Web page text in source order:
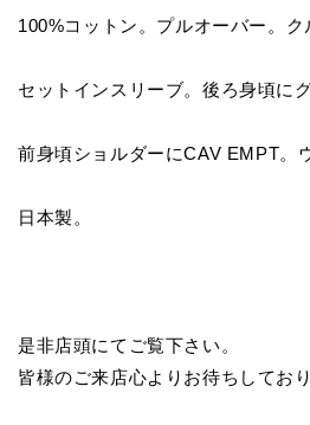
100%コットン。プルオーバー。ク
セットインスリーブ。後ろ身頃に
前身頃ショルダーにCAV EMPT。
日本製。
是非店頭にてご覧下さい。
皆様のご来店心よりお待ちしており